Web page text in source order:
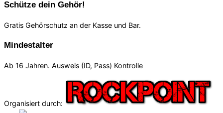
Schütze dein Gehör!
Gratis Gehörschutz an der Kasse und Bar.
Mindestalter
Ab 16 Jahren. Ausweis (ID, Pass) Kontrolle
Organisiert durch: